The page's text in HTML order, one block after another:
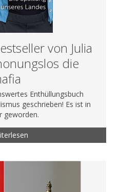
von Julia
die
Enthüllungsbuch
geschrieben! Es ist in
geworden.